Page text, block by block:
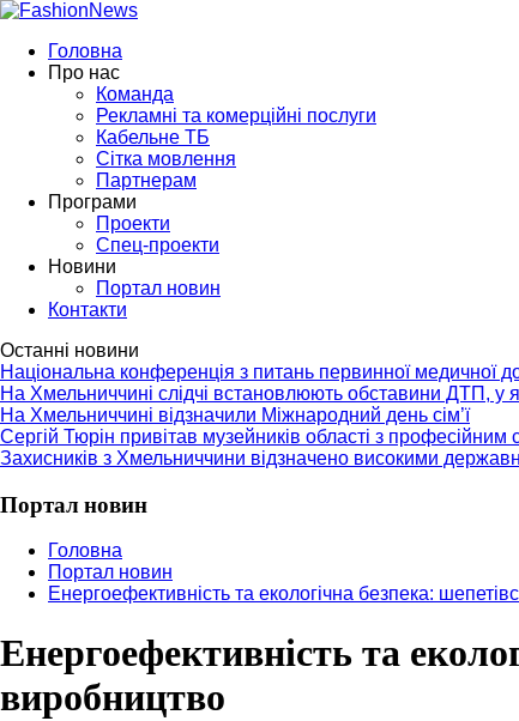
Головна
Про нас
Команда
Рекламні та комерційні послуги
Кабельне ТБ
Сітка мовлення
Партнерам
Програми
Проекти
Спец-проекти
Новини
Портал новин
Контакти
Останні новини
Національна конференція з питань первинної медичної
На Хмельниччині слідчі встановлюють обставини ДТП, у
На Хмельниччині відзначили Міжнародний день сім’ї
Сергій Тюрін привітав музейників області з професійним
Захисників з Хмельниччини відзначено високими
Портал новин
Головна
Портал новин
Енергоефективність та екологічна безпека:
Енергоефективність та
виробництво